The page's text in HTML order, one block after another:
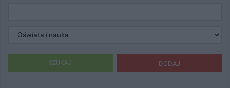
DODAJ
SZUKAJ